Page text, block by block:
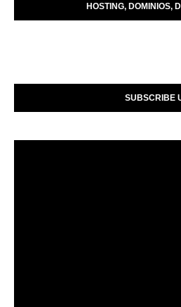
HOSTING, DOMINIOS,
SUBSCRIBE